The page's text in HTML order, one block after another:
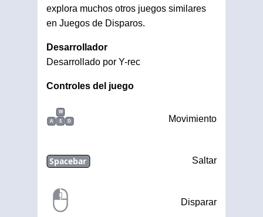
explora muchos otros juegos similares
en Juegos de Disparos.
Desarrollador
Desarrollado por Y-rec
Controles del juego
W
A
S D Movimiento
Spacebar Saltar
Disparar